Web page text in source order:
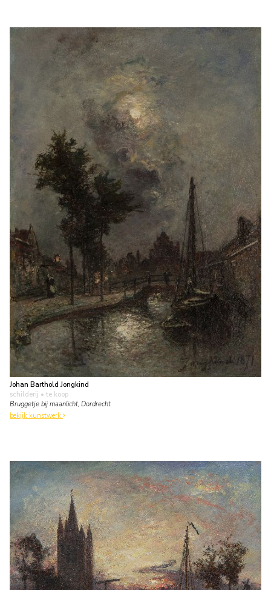
Johan Barthold Jongkind
schilderij • te koop
Bruggetje bij maanlicht, Dordrecht
bekijk kunstwerk